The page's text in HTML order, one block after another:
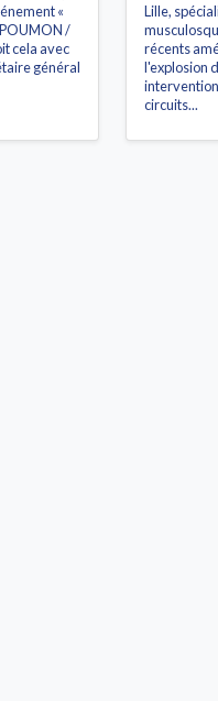
«
/
cela avec
général
Lille,
récents
l'explosion
circuits...